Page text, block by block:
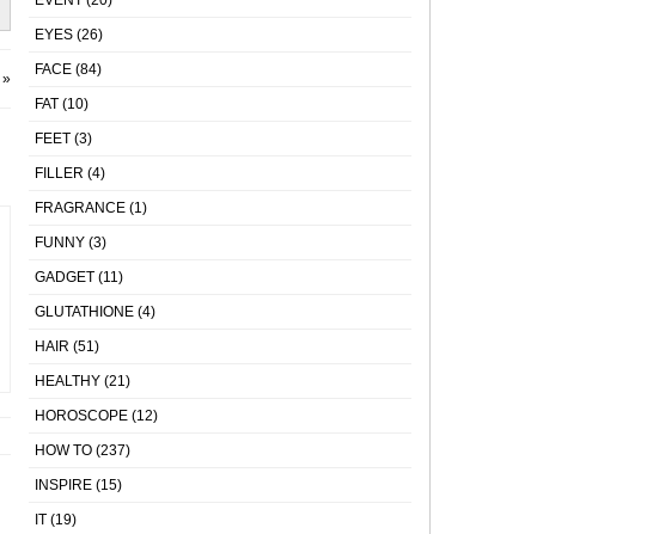
»
EYES (26)
FACE (84)
FAT (10)
FEET (3)
FILLER (4)
FRAGRANCE (1)
FUNNY (3)
GADGET (11)
GLUTATHIONE (4)
HAIR (51)
HEALTHY (21)
HOROSCOPE (12)
HOW TO (237)
INSPIRE (15)
IT (19)